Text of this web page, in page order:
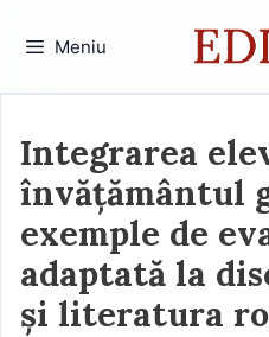
Meniu
Integrarea
învățământul
exemple de
adaptată la
și literatura